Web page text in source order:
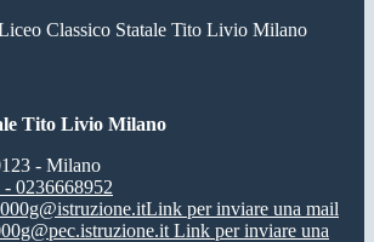
Classico Statale Tito Livio Milano
Tito Livio Milano
- Milano
0236668952
Link per inviare una mail
Link per inviare una